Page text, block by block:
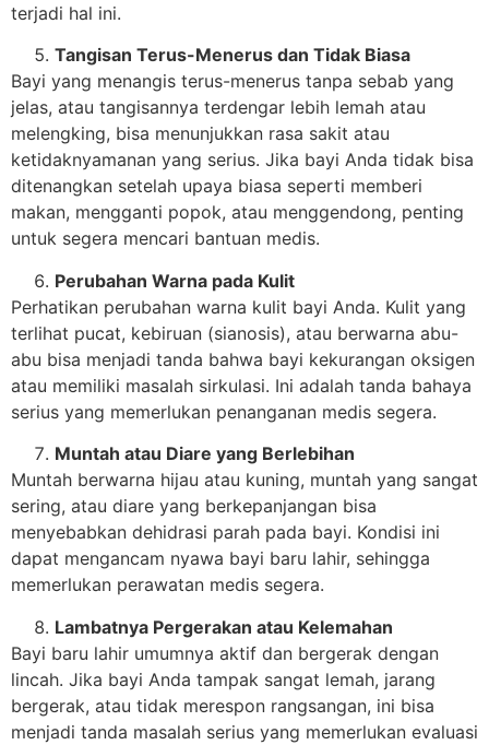
terjadi hal ini.
Tangisan Terus-Menerus dan Tidak Biasa
Bayi yang menangis terus-menerus tanpa sebab yang
jelas, atau tangisannya terdengar lebih lemah atau
melengking, bisa menunjukkan rasa sakit atau
ketidaknyamanan yang serius. Jika bayi Anda tidak bisa
ditenangkan setelah upaya biasa seperti memberi
makan, mengganti popok, atau menggendong, penting
untuk segera mencari bantuan medis.
Perubahan Warna pada Kulit
Perhatikan perubahan warna kulit bayi Anda. Kulit yang
terlihat pucat, kebiruan (sianosis), atau berwarna abu-
abu bisa menjadi tanda bahwa bayi kekurangan oksigen
atau memiliki masalah sirkulasi. Ini adalah tanda bahaya
serius yang memerlukan penanganan medis segera.
Muntah atau Diare yang Berlebihan
Muntah berwarna hijau atau kuning, muntah yang sangat
sering, atau diare yang berkepanjangan bisa
menyebabkan dehidrasi parah pada bayi. Kondisi ini
dapat mengancam nyawa bayi baru lahir, sehingga
memerlukan perawatan medis segera.
Lambatnya Pergerakan atau Kelemahan
Bayi baru lahir umumnya aktif dan bergerak dengan
lincah. Jika bayi Anda tampak sangat lemah, jarang
bergerak, atau tidak merespon rangsangan, ini bisa
menjadi tanda masalah serius yang memerlukan evaluasi